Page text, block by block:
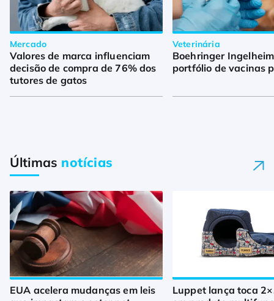
Mercado
Valores de marca influenciam
decisão de compra de 76% dos
tutores de gatos
Veterinária
Boehringer
portfólio de vacinas
Últimas notícias
EUA acelera mudanças em leis
Luppet lança toca